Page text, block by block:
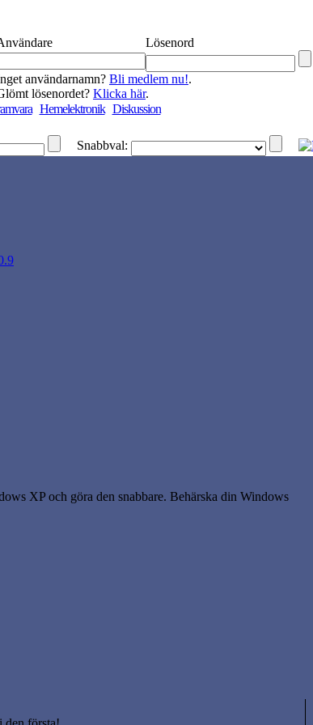
Lösenord
användarnamn? Bli medlem nu!.
lösenordet? Klicka här.
Hemelektronik Diskussion
Snabbval:
XP och göra den snabbare. Behärska din Windows